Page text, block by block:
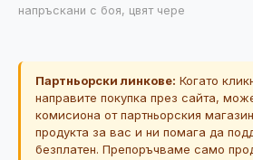
🔍 Намери
🎟️ Купони
напръскани с боя, цвят чере
Партньорски линкове: Когато
направите покупка през сайта,
комисиона от партньорския
продукта за вас и ни помага да
безплатен. Препоръчваме само